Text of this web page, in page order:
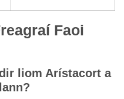
Faoi
liom Arístacort a